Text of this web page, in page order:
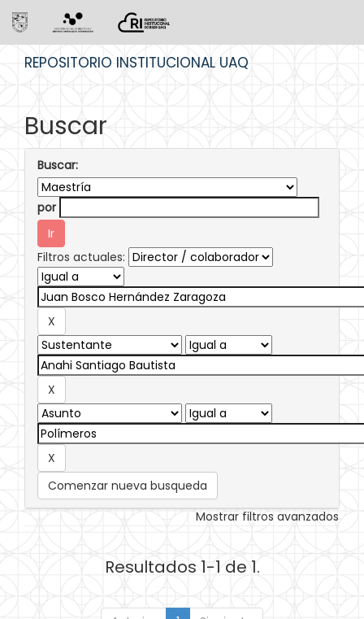
REPOSITORIO INSTITUCIONAL UAQ
Buscar
Buscar:
por
Filtros actuales:
Comenzar nueva busqueda
Mostrar filtros avanzados
Resultados 1-1 de 1.